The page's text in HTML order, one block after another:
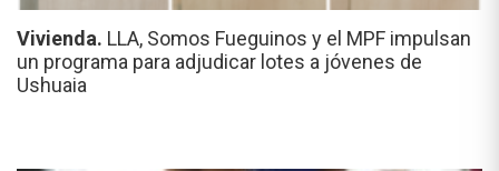
Vivienda. LLA, Somos Fueguinos y el MPF impulsan
un programa para adjudicar lotes a jóvenes de
Ushuaia